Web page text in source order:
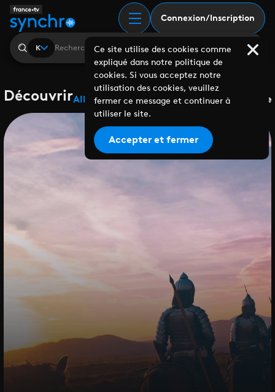
Connexion/Inscription
K
DécouvrirAlbumsPlaylistsCollaborationsLabels Genre
Ce site utilise des cookies comme
expliqué dans notre politique de
cookies. Si vous acceptez notre
utilisation des cookies, veuillez
fermer ce message et continuer à
utiliser le site.
Accepter et fermer